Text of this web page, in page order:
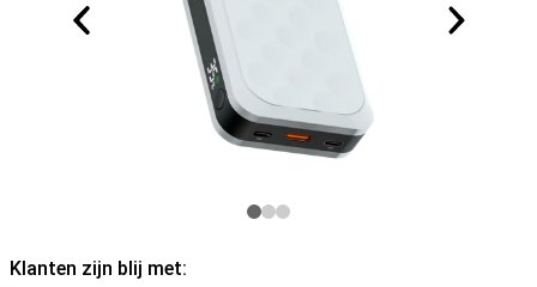
Klanten zijn blij met: